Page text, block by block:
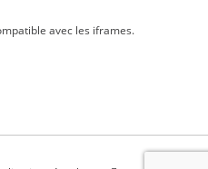
avec les iframes.